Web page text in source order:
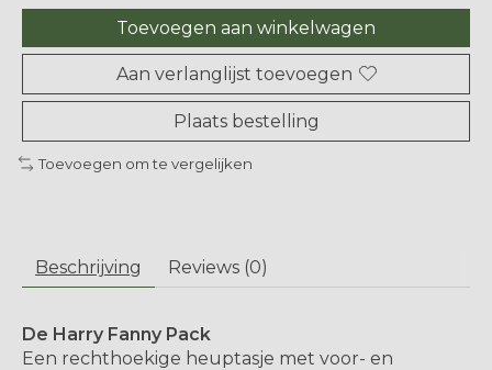
Toevoegen aan winkelwagen
Aan verlanglijst toevoegen
Plaats bestelling
Toevoegen om te vergelijken
Beschrijving Reviews (0)
De Harry Fanny Pack
Een rechthoekige heuptasje met voor- en